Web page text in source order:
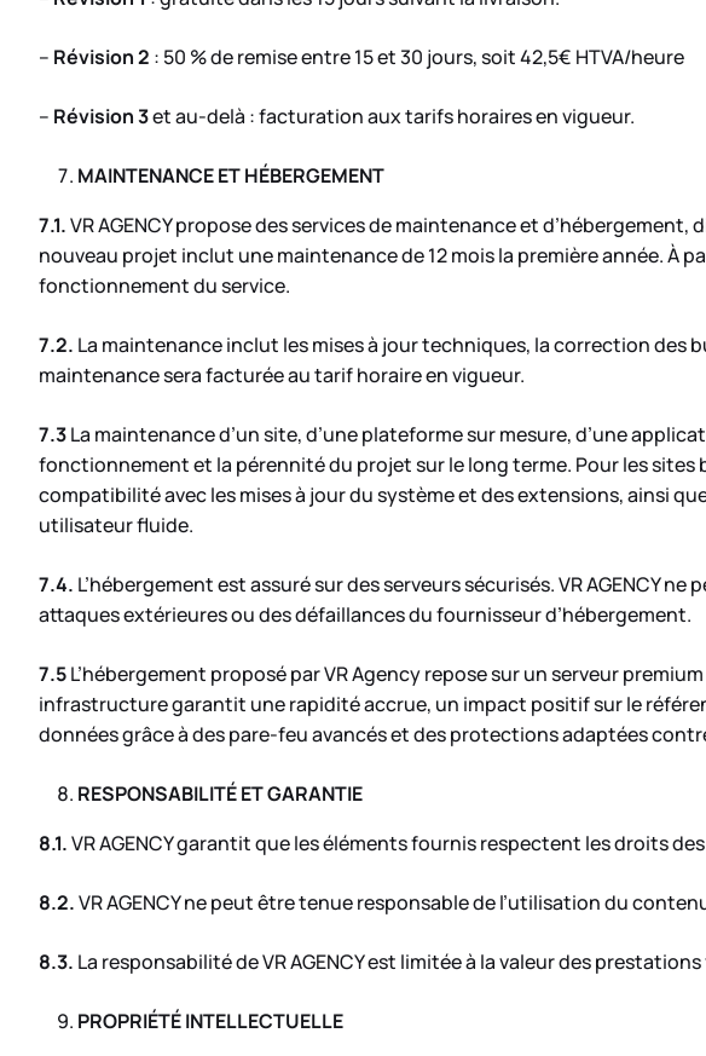
– Révision 2 : 50 % de remise entre 15 et 30 jours, soit 42,5€ HTVA/heure
– Révision 3et au-delà : facturation aux tarifs horaires en vigueur.
MAINTENANCE ET HÉBERGEMENT
7.1.VR AGENCY propose des services de maintenance et
nouveau projet inclut une maintenance de 12 mois la première année. À
fonctionnement du service.
7.2. La maintenance inclut les mises à jour techniques, la correction
maintenance sera facturée au tarif horaire en vigueur.
7.3La maintenance d’un site, d’une plateforme sur mesure, d’une
fonctionnement et la pérennité du projet sur le long terme. Pour les sites
compatibilité avec les mises à jour du système et des extensions, ainsi
utilisateur fluide.
7.4. L’hébergement est assuré sur des serveurs sécurisés. VR AGENCY
attaques extérieures ou des défaillances du fournisseur d’hébergement.
7.5L’hébergement proposé par VR Agency repose sur un serveur
infrastructure garantit une rapidité accrue, un impact positif sur le
données grâce à des pare-feu avancés et des protections adaptées
RESPONSABILITÉ ET GARANTIE
8.1.VR AGENCY garantit que les éléments fournis respectent les droits
8.2.VR AGENCY ne peut être tenue responsable de l’utilisation du
8.3. La responsabilité de VR AGENCY est limitée à la valeur des
PROPRIÉTÉ INTELLECTUELLE